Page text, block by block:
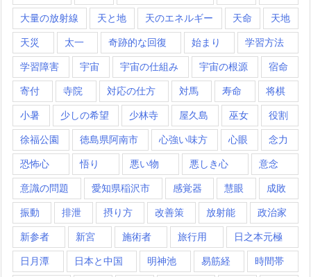
大量の放射線 天と地 天のエネルギー 天命 天地
天災 太一 奇跡的な回復 始まり 学習方法
学習障害 宇宙 宇宙の仕組み 宇宙の根源 宿命
寄付 寺院 対応の仕方 対馬 寿命 将棋
小暑 少しの希望 少林寺 屋久島 巫女 役割
徐福公園 徳島県阿南市 心強い味方 心眼 念力
恐怖心 悟り 悪い物 悪しき心 意念
意識の問題 愛知県稲沢市 感覚器 慧眼 成敗
振動 排泄 摂り方 改善策 放射能 政治家
新参者 新宮 施術者 旅行用 日之本元極
日月潭 日本と中国 明神池 易筋経 時間帯